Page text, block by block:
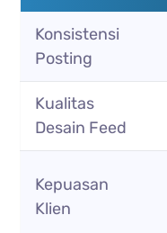
Konsistensi
Posting
Kualitas
Desain Feed
Kepuasan
Klien